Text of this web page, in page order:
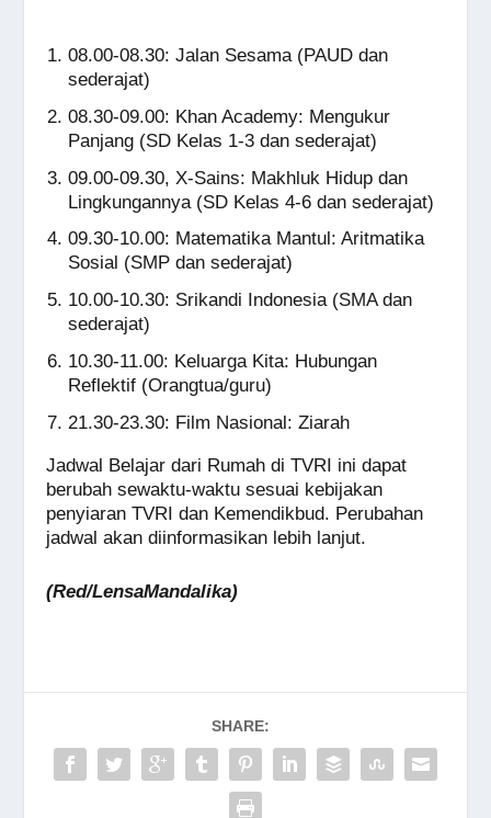
08.00-08.30: Jalan Sesama (PAUD dan
sederajat)
08.30-09.00: Khan Academy: Mengukur
Panjang (SD Kelas 1-3 dan sederajat)
09.00-09.30, X-Sains: Makhluk Hidup dan
Lingkungannya (SD Kelas 4-6 dan sederajat)
09.30-10.00: Matematika Mantul: Aritmatika
Sosial (SMP dan sederajat)
10.00-10.30: Srikandi Indonesia (SMA dan
sederajat)
10.30-11.00: Keluarga Kita: Hubungan
Reflektif (Orangtua/guru)
21.30-23.30: Film Nasional: Ziarah
Jadwal Belajar dari Rumah di TVRI ini dapat
berubah sewaktu-waktu sesuai kebijakan
penyiaran TVRI dan Kemendikbud. Perubahan
jadwal akan diinformasikan lebih lanjut.
(Red/LensaMandalika)
SHARE: